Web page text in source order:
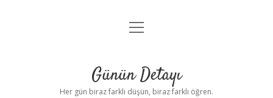
Anasayfa
Yasal Uyarı
menüyü
Günün Detayı
Her gün biraz farklı düşün, biraz farklı öğren.